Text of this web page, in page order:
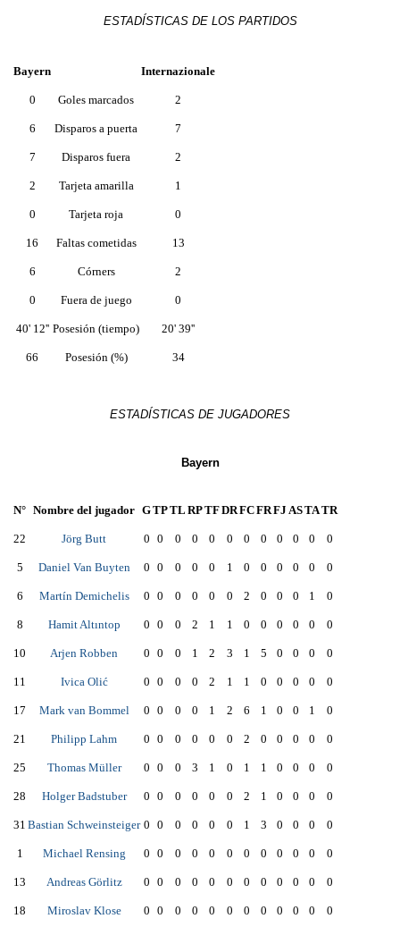
ESTADÍSTICAS DE LOS PARTIDOS
Bayern Internazionale
0 Goles marcados 2
6 Disparos a puerta 7
7 Disparos fuera 2
2 Tarjeta amarilla 1
0 Tarjeta roja 0
16 Faltas cometidas 13
6 Córners 2
0 Fuera de juego 0
40' 12'' Posesión (tiempo) 20' 39''
66 Posesión (%) 34
ESTADÍSTICAS DE JUGADORES
Bayern
N° Nombre del jugador GTPTL RPTFDRFCFRFJ ASTATR
22 Jörg Butt 0 0 0 0 0 0 0 0 0 0 0 0
5 Daniel Van Buyten 0 0 0 0 0 1 0 0 0 0 0 0
6 Martín Demichelis 0 0 0 0 0 0 2 0 0 0 1 0
8 Hamit Altıntop 0 0 0 2 1 1 0 0 0 0 0 0
10 Arjen Robben 0 0 0 1 2 3 1 5 0 0 0 0
11 Ivica Olić 0 0 0 0 2 1 1 0 0 0 0 0
17 Mark van Bommel 0 0 0 0 1 2 6 1 0 0 1 0
21 Philipp Lahm 0 0 0 0 0 0 2 0 0 0 0 0
25 Thomas Müller 0 0 0 3 1 0 1 1 0 0 0 0
28 Holger Badstuber 0 0 0 0 0 0 2 1 0 0 0 0
31 Bastian Schweinsteiger 0 0 0 0 0 0 1 3 0 0 0 0
1 Michael Rensing 0 0 0 0 0 0 0 0 0 0 0 0
13 Andreas Görlitz 0 0 0 0 0 0 0 0 0 0 0 0
18 Miroslav Klose 0 0 0 0 0 0 0 0 0 0 0 0